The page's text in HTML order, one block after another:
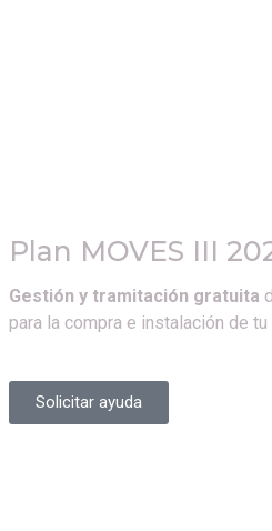
Plan MOVES III
Gestión y tramitación gratuita
para la compra e instalación de tu
Solicitar ayuda